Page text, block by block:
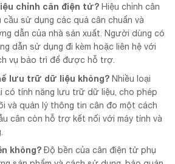
chỉnh cân điện tử? Hiệu chỉnh cân
sử dụng các quả cân chuẩn và
dẫn của nhà sản xuất. Người dùng có
dẫn sử dụng đi kèm hoặc liên hệ với
vụ bảo trì để được hỗ trợ.
lưu trữ dữ liệu không? Nhiều loại
có tính năng lưu trữ dữ liệu, cho phép
và quản lý thông tin cân đo một cách
cân còn hỗ trợ kết nối với máy tính và
không?Độ bền của cân điện tử phụ